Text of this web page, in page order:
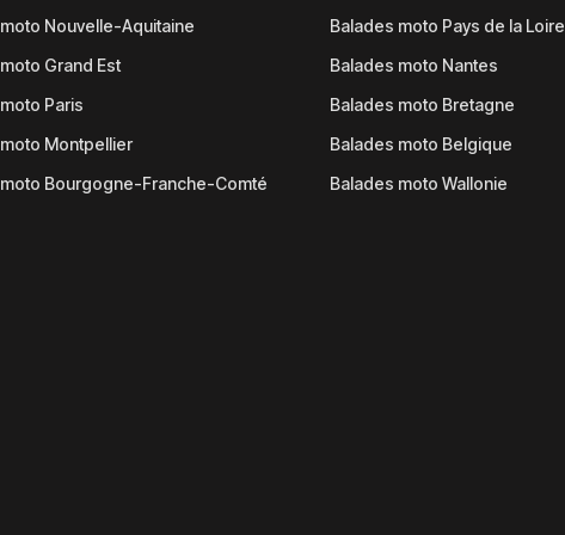
Nouvelle-Aquitaine
Grand Est
Paris
Montpellier
Bourgogne-Franche-Comté
Balades moto Pays de la Loire
Balades moto Nantes
Balades moto Bretagne
Balades moto Belgique
Balades moto Wallonie